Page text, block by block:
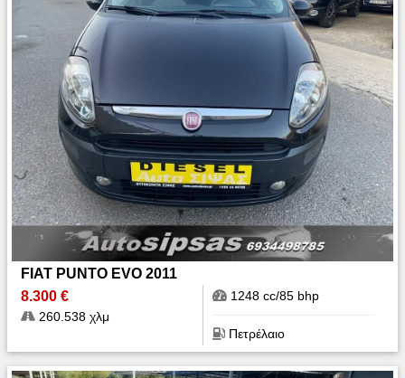
FIAT PUNTO EVO 2011
8.300 €
260.538 χλμ
1248 cc/85 bhp
Πετρέλαιο